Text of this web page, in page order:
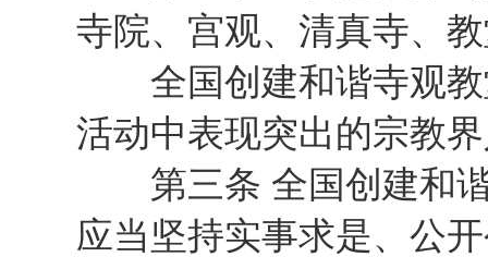
寺院、宫观、清真寺、
全国创建和谐寺观教
活动中表现突出的宗教
第三条 全国创建和谐
应当坚持实事求是、公